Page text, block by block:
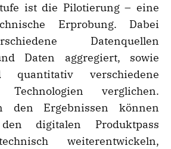
ist die Pilotierung – eine
Erprobung. Dabei
Datenquellen
Daten aggregiert, sowie
quantitativ verschiedene
verglichen.
den Ergebnissen können
digitalen Produktpass
weiterentwickeln,